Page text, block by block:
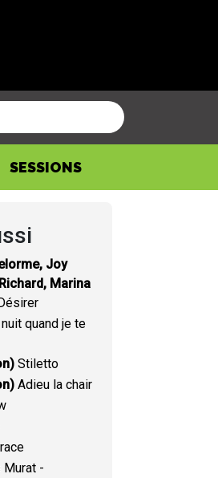
SESSIONS
Joy
Marina
quand je te
Stiletto
Adieu la chair
-